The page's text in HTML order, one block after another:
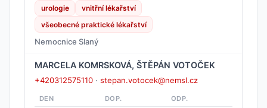
urologie
vnitřní lékařství
všeobecné praktické lékařství
Nemocnice Slaný
MARCELA KOMRSKOVÁ, ŠTĚPÁN VOTOČEK
+420312575110 · stepan.votocek@nemsl.cz
DEN DOP. ODP.